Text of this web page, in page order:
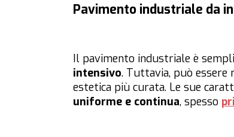
Pavimento industriale da
Il pavimento industriale è
intensivo. Tuttavia, può essere
estetica più curata. Le sue
uniforme e continua, spesso